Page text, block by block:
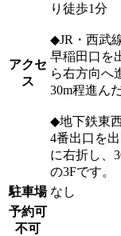
アクセ
ス
り徒歩1分
◆JR・西武
早稲田口を
ら右方向へ
30m程進ん
◆地下鉄東
4番出口を
に右折し、
の3Fです。
駐車場 なし
予約可
不可